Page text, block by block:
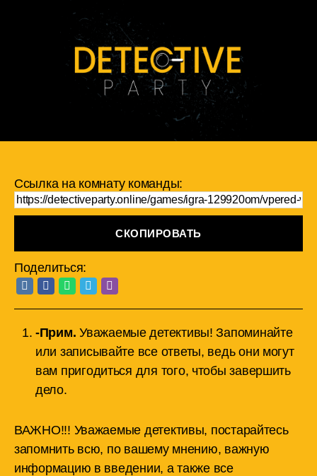
Ссылка на комнату команды:
СКОПИРОВАТЬ
Поделиться:
-Прим.Уважаемые детективы! Запоминайте
или записывайте все ответы, ведь они могут
вам пригодиться для того, чтобы завершить
дело.
ВАЖНО!!! Уважаемые детективы, постарайтесь
запомнить всю, по вашему мнению, важную
информацию в введении, а также все